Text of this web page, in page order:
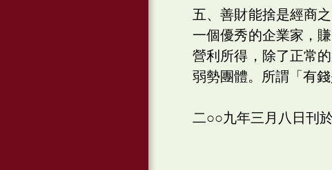
五、善財能捨是經商
一個優秀的企業家，
營利所得，除了正常
弱勢團體。所謂「有
二○○九年三月八日刊